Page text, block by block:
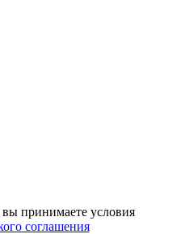
принимаете условия
соглашения